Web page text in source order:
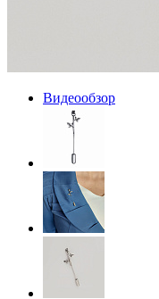
Видеообзор